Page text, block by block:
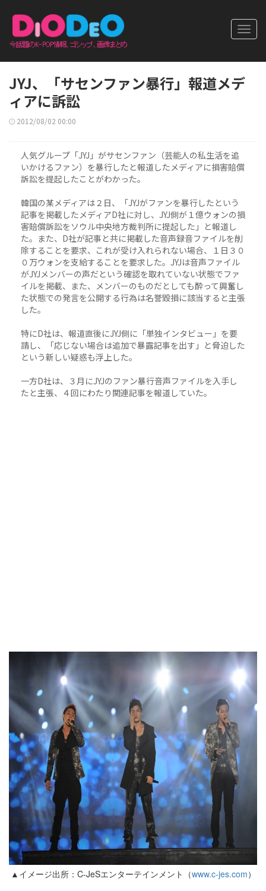
JYJ、「サセンファン暴行」報道メデ
ィアに訴訟
2012/08/02 00:00
人気グループ「JYJ」がサセンファン（芸能人の私生活を追
いかけるファン）を暴行したと報道したメディアに損害賠償
訴訟を提起したことがわかった。
韓国の某メディアは２日、「JYJがファンを暴行したという
記事を掲載したメディアD社に対し、JYJ側が１億ウォンの損
害賠償訴訟をソウル中央地方裁判所に提起した」と報道し
た。また、D社が記事と共に掲載した音声録音ファイルを削
除することを要求、これが受け入れられない場合、１日３０
０万ウォンを支給することを要求した。JYJは音声ファイル
がJYJメンバーの声だという確認を取れていない状態でファ
イルを掲載、また、メンバーのものだとしても酔って興奮し
た状態での発言を公開する行為は名誉毀損に該当すると主張
した。
特にD社は、報道直後にJYJ側に「単独インタビュー」を要
請し、「応じない場合は追加で暴露記事を出す」と脅迫した
という新しい疑惑も浮上した。
一方D社は、３月にJYJのファン暴行音声ファイルを入手し
たと主張、４回にわたり関連記事を報道していた。
▲イメージ出所：C-JeSエンターテインメント（www.c-jes.com）